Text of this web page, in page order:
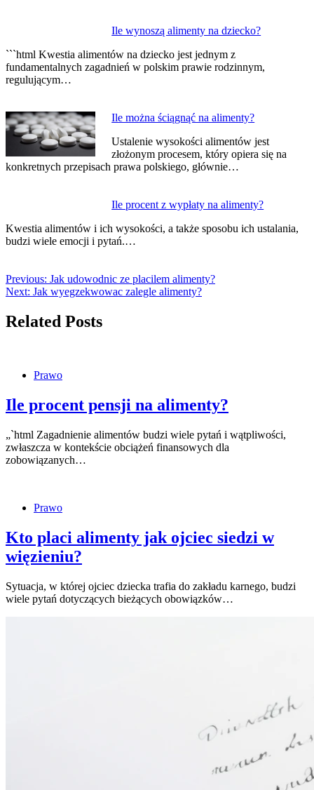
Ile wynoszą alimenty na dziecko?
```html Kwestia alimentów na dziecko jest jednym z
fundamentalnych zagadnień w polskim prawie rodzinnym,
regulującym…
Ile można ściągnąć na alimenty?
Ustalenie wysokości alimentów jest
złożonym procesem, który opiera się na
konkretnych przepisach prawa polskiego, głównie…
Ile procent z wypłaty na alimenty?
Kwestia alimentów i ich wysokości, a także sposobu ich ustalania,
budzi wiele emocji i pytań.…
Previous: Jak udowodnic ze placilem alimenty?
Next: Jak wyegzekwowac zalegle alimenty?
Related Posts
Prawo
Ile procent pensji na alimenty?
„`html Zagadnienie alimentów budzi wiele pytań i wątpliwości,
zwłaszcza w kontekście obciążeń finansowych dla
zobowiązanych…
Prawo
Kto placi alimenty jak ojciec siedzi w
więzieniu?
Sytuacja, w której ojciec dziecka trafia do zakładu karnego, budzi
wiele pytań dotyczących bieżących obowiązków…